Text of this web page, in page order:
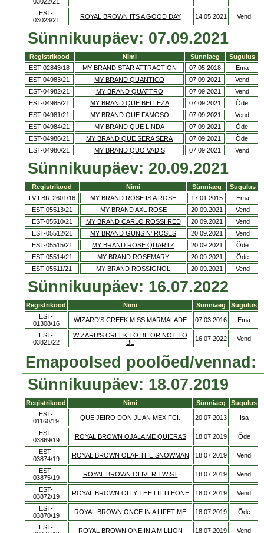
EST-
03023/21
ROYAL BROWN ITS A GOOD DAY 14.05.2021 Vend
Sünnikuupäev: 07.09.2021
Registrikood Nimi Sünniaeg
Sugulus
EST-02843/18
MY BRAND STAR ATTRACTION 07.05.2018
Ema
EST-04983/21
MY BRAND QUANTICO 07.09.2021
Vend
EST-04982/21
MY BRAND QUATTRO 07.09.2021
Vend
EST-04985/21
MY BRAND QUE BELLEZA 07.09.2021
Õde
EST-04981/21
MY BRAND QUE FAMOSO 07.09.2021
Vend
EST-04984/21
MY BRAND QUE LINDA 07.09.2021
Õde
EST-04986/21
MY BRAND QUE SERA SERA 07.09.2021
Õde
EST-04980/21
MY BRAND QUO VADIS 07.09.2021 Vend
Sünnikuupäev: 20.09.2021
Registrikood Nimi Sünniaeg
Sugulus
LV-LBR-2601/16
MY BRAND ROSE IS A ROSE 17.01.2015
Ema
EST-05513/21
MY BRAND AXL ROSE 20.09.2021
Vend
EST-05510/21
MY BRAND CARLO ROSSI RED 20.09.2021
Vend
EST-05512/21
MY BRAND GUNS N' ROSES 20.09.2021
Vend
EST-05515/21
MY BRAND ROSE QUARTZ 20.09.2021
Õde
EST-05514/21
MY BRAND ROSEMARY 20.09.2021
Õde
EST-05511/21
MY BRAND ROSSIGNOL 20.09.2021 Vend
Sünnikuupäev: 16.07.2022
Registrikood Nimi Sünniaeg
Sugulus
EST-
01308/16
WIZARD'S CREEK MISS MARMALADE 07.03.2016 Ema
EST-
03821/22
WIZARD'S CREEK TO BE OR NOT TO
BE
16.07.2022 Vend
Emapoolsed poolõed/vennad:
Sünnikuupäev: 18.07.2019
Registrikood Nimi Sünniaeg
Sugulus
EST-
01160/19
QUEIJEIRO DON JUAN MEX.FCI. 20.07.2013 Isa
EST-
03869/19
ROYAL BROWN OJALA ME QUIERAS 18.07.2019 Õde
EST-
03874/19
ROYAL BROWN OLAF THE SNOWMAN 18.07.2019 Vend
EST-
03875/19
ROYAL BROWN OLIVER TWIST 18.07.2019 Vend
EST-
03872/19
ROYAL BROWN OLLY THE LITTLEONE 18.07.2019 Vend
EST-
03870/19
ROYAL BROWN ONCE IN A LIFETIME 18.07.2019 Õde
EST-
ROYAL BROWN ONE IN A MILLION 18.07.2019 Vend